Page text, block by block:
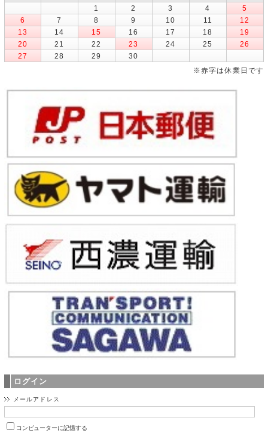
1
2 3 4
5
6
7 8 9 10 11
12
13
14 15 16 17 18
19
20
21 22 23 24 25
26
27
28 29
30
※赤字は休業日です
ログイン
メールアドレス
コンピューターに記憶する